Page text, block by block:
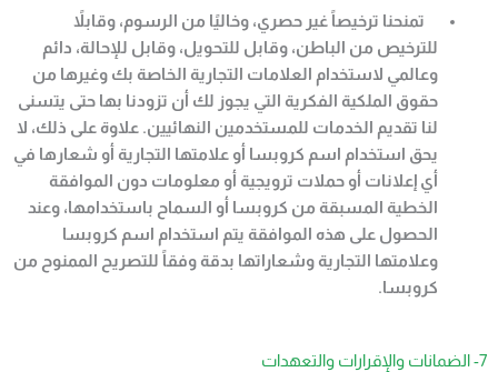
تمنحنا ترخيصاً غير حصري، وخاليًا من الرسوم، وقابلاً
للترخيص من الباطن، وقابل للتحويل، وقابل للإحالة، دائم
وعالمي لاستخدام العلامات التجارية الخاصة بك وغيرها من
حقوق الملكية الفكرية التي يجوز لك أن تزودنا بها حتى يتسنى
لنا تقديم الخدمات للمستخدمين النهائيين. علاوة على ذلك، لا
يحق استخدام اسم كروبسا أو علامتها التجارية أو شعارها في
أي إعلانات أو حملات ترويجية أو معلومات دون الموافقة
الخطية المسبقة من كروبسا أو السماح باستخدامها، وعند
الحصول على هذه الموافقة يتم استخدام اسم كروبسا
وعلامتها التجارية وشعاراتها بدقة وفقاً للتصريح الممنوح من
كروبسا .
7- الضمانات والإقرارات والتعهدات